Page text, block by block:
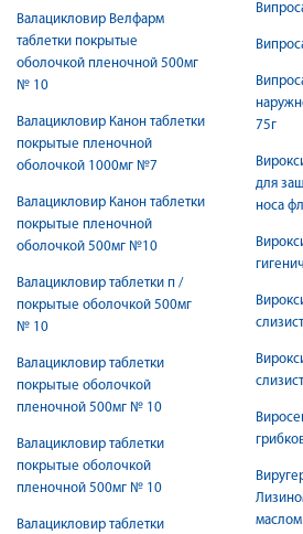
Валацикловир Велфарм
таблетки покрытые
оболочкой пленочной 500мг
№ 10
Валацикловир Канон таблетки
покрытые пленочной
оболочкой 1000мг №7
Валацикловир Канон таблетки
покрытые пленочной
оболочкой 500мг №10
Валацикловир таблетки п /
покрытые оболочкой 500мг
№ 10
Валацикловир таблетки
покрытые оболочкой
пленочной 500мг № 10
Валацикловир таблетки
покрытые оболочкой
пленочной 500мг № 10
Валацикловир таблетки
75г
для
носа
маслом